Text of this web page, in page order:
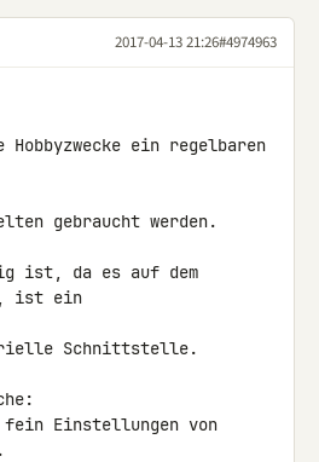
2017-04-13 21:26#4974963
ein regelbaren
gebraucht werden.
ist, da es auf dem
ist ein
Schnittstelle.
fein Einstellungen von